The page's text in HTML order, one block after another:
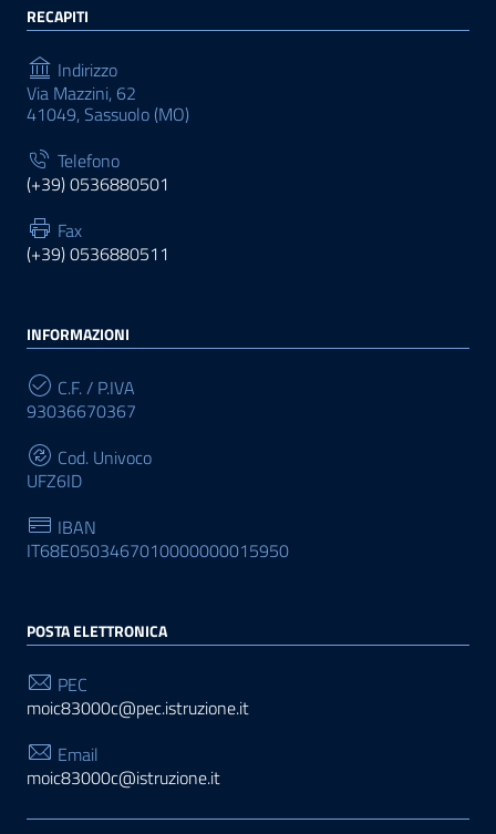
RECAPITI
Indirizzo
Via Mazzini, 62
41049, Sassuolo (MO)
Telefono
(+39) 0536880501
Fax
(+39) 0536880511
INFORMAZIONI
C.F. / P.IVA
93036670367
Cod. Univoco
UFZ6ID
IBAN
IT68E0503467010000000015950
POSTA ELETTRONICA
PEC
moic83000c@pec.istruzione.it
Email
moic83000c@istruzione.it